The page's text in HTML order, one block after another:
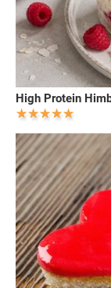
High Protein